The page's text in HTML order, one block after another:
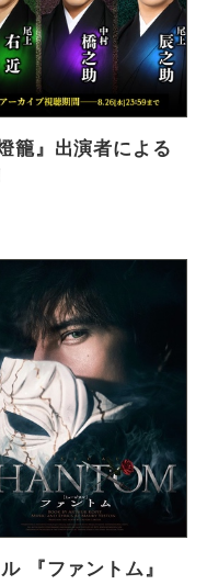
籠』出演者による
『ファントム』